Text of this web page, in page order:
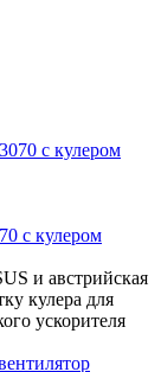
с кулером
и австрийская
кулера для
ускорителя